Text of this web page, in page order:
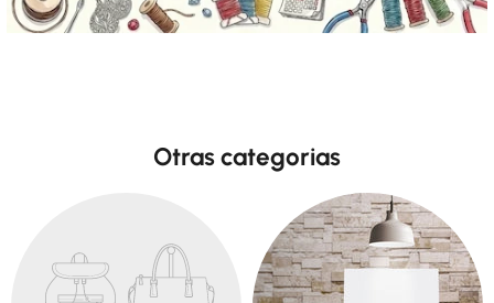
Otras categorias